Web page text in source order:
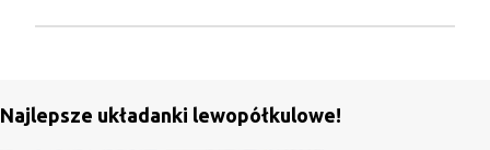
e
Najlepsze układanki lewopółkulowe!